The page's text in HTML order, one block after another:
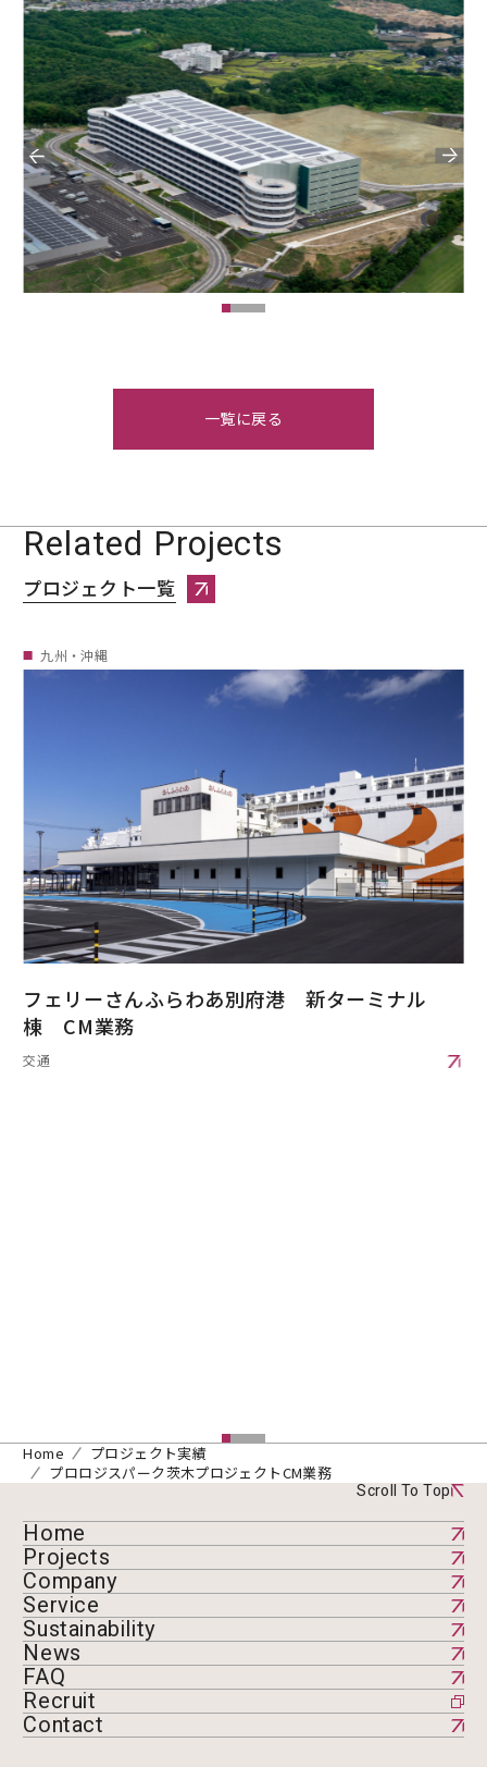
一覧に戻る
Related Projects
プロジェクト一覧
プロジェクト一覧へページ遷移します。
九州・沖縄
フェリーさんふらわあ別府港 新ターミナル
棟 CM業務
交通
Home
プロジェクト実績
プロロジスパーク茨木プロジェクトCM業務
Scroll To Top
Home
Projects
Company
Service
Sustainability
News
FAQ
Recruit
Contact